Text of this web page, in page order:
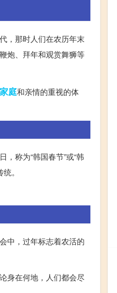
，那时人们在农历年末
炮、拜年和观赏舞狮等
家庭和亲情的重视的体
称为“韩国春节”或“韩
。
中，过年标志着农活的
身在何地，人们都会尽